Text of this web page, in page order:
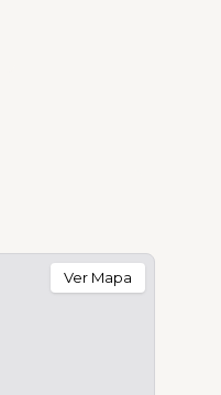
Ver Mapa